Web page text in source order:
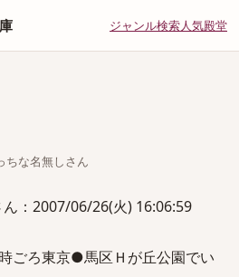
ジャンル検索人気殿堂
な名無しさん
：2007/06/26(火) 16:06:59
ごろ東京●馬区Ｈが丘公園でい